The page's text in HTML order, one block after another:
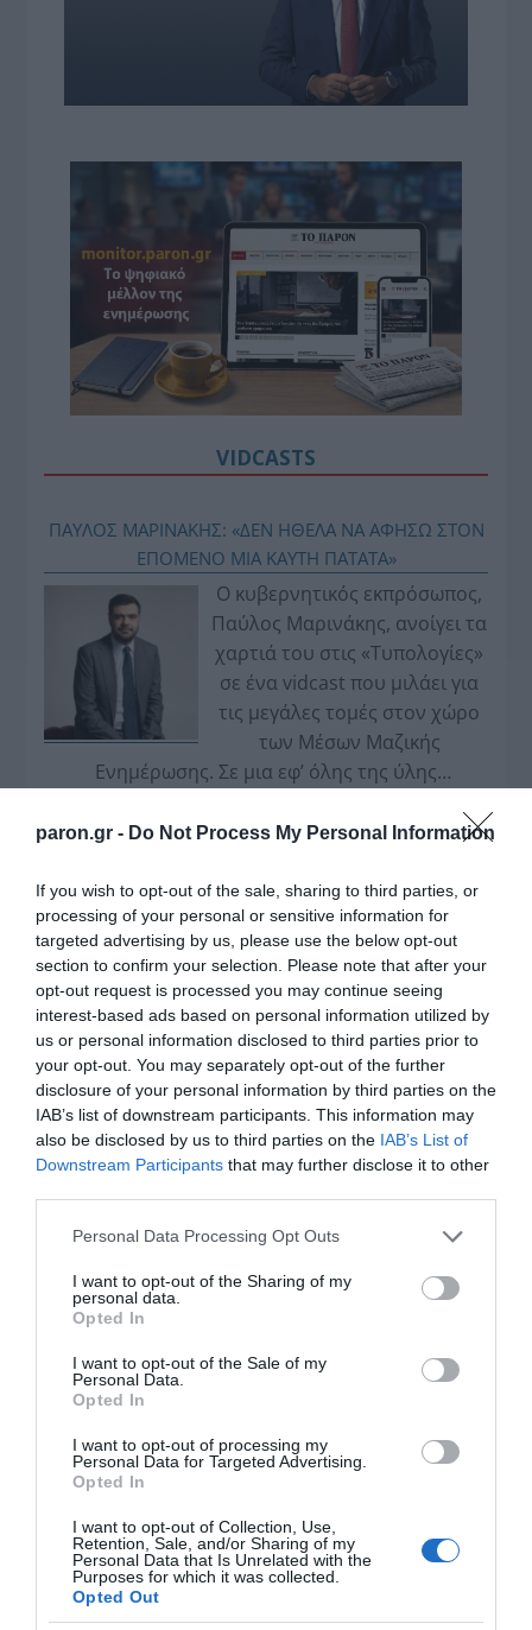
paron.gr - Do Not Process My Personal Information
If you wish to opt-out of the sale, sharing to third parties, or
processing of your personal or sensitive information for
targeted advertising by us, please use the below opt-out
section to confirm your selection. Please note that after your
opt-out request is processed you may continue seeing
interest-based ads based on personal information utilized by
us or personal information disclosed to third parties prior to
your opt-out. You may separately opt-out of the further
disclosure of your personal information by third parties on the
IAB’s list of downstream participants. This information may
also be disclosed by us to third parties on the IAB’s List of
Downstream Participants that may further disclose it to other
Please note that this website/app uses one or more Google
not limited to your visit or usage behaviour. You may click to
grant or deny consent to Google and its third-party tags to
use your data for below specified purposes in below Google
consent section.
Personal Data Processing Opt Outs
I want to opt-out of the Sharing of my
personal data.
Opted In
I want to opt-out of the Sale of my
Personal Data.
Opted In
I want to opt-out of processing my
Personal Data for Targeted Advertising.
Opted In
I want to opt-out of Collection, Use,
Retention, Sale, and/or Sharing of my
Personal Data that Is Unrelated with the
Purposes for which it was collected.
Opted Out
VIDCASTS
ΠΑΥΛΟΣ ΜΑΡΙΝΑΚΗΣ: «ΔΕΝ ΗΘΕΛΑ ΝΑ ΑΦΗΣΩ ΣΤΟΝ
ΕΠΟΜΕΝΟ ΜΙΑ ΚΑΥΤΗ ΠΑΤΑΤΑ»
Ο κυβερνητικός εκπρόσωπος,
Παύλος Μαρινάκης, ανοίγει τα
χαρτιά του στις «Τυπολογίες»
σε ένα vidcast που μιλάει για
τις μεγάλες τομές στον χώρο
των Μέσων Μαζικής
Ενημέρωσης. Σε μια εφ’ όλης της ύλης
το χρονοδιάγραμμα για τις περιφερειακές και
εκατομμυρίων ευρώ για τον Τύπο, αλλά και την
πρωτοβουλία για την άρση της ανωνυμίας στο
διαδίκτυο.